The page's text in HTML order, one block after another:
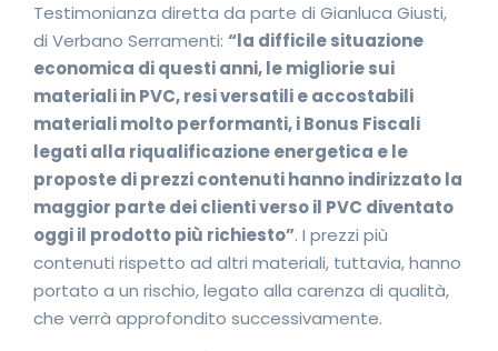
Testimonianza diretta da parte di Gianluca Giusti,
di Verbano Serramenti: “la difficile situazione
economica di questi anni, le migliorie sui
materiali in PVC, resi versatili e accostabili
materiali molto performanti, i Bonus Fiscali
legati alla riqualificazione energetica e le
proposte di prezzi contenuti hanno indirizzato la
maggior parte dei clienti verso il PVC diventato
oggi il prodotto più richiesto”. I prezzi più
contenuti rispetto ad altri materiali, tuttavia, hanno
portato a un rischio, legato alla carenza di qualità,
che verrà approfondito successivamente.